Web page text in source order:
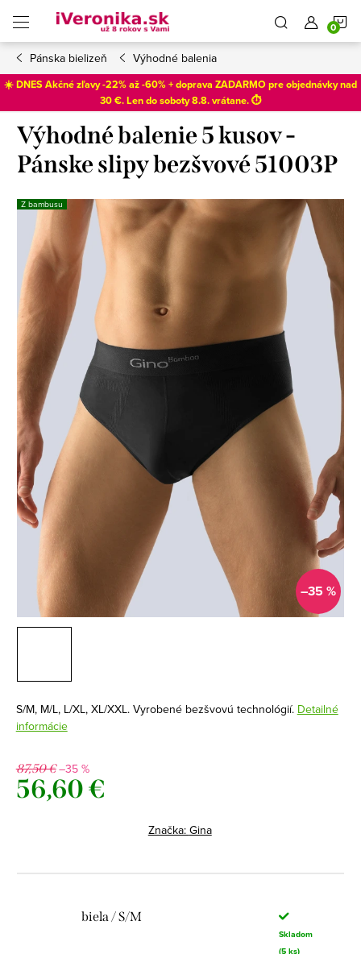
obsah
Pánska bielizeň Výhodné balenia
☀️ DNES Akčné zľavy -22% až -60% + doprava ZADARMO pre objednávky nad
30 €. Len dosoboty 8.8. vrátane. ⏱️
Výhodné balenie 5 kusov -
Pánske slipy bezšvové 51003P
Z bambusu
–35 %
S/M, M/L, L/XL, XL/XXL. Vyrobené bezšvovú technológií. Detailné
informácie
87,50 €–35 %
56,60 €
Značka: Gina
biela / S/M
Skladom
(5 ks)